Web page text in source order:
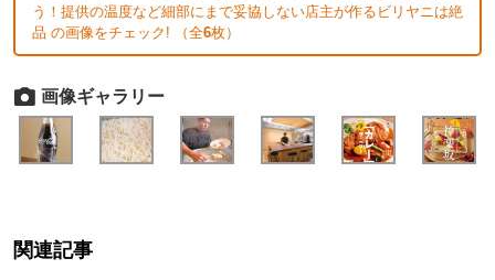
う！提供の温度など細部にまで妥協しない店主が作るビリヤニは絶
品 の画像をチェック! （全6枚）
画像ギャラリー
関連記事